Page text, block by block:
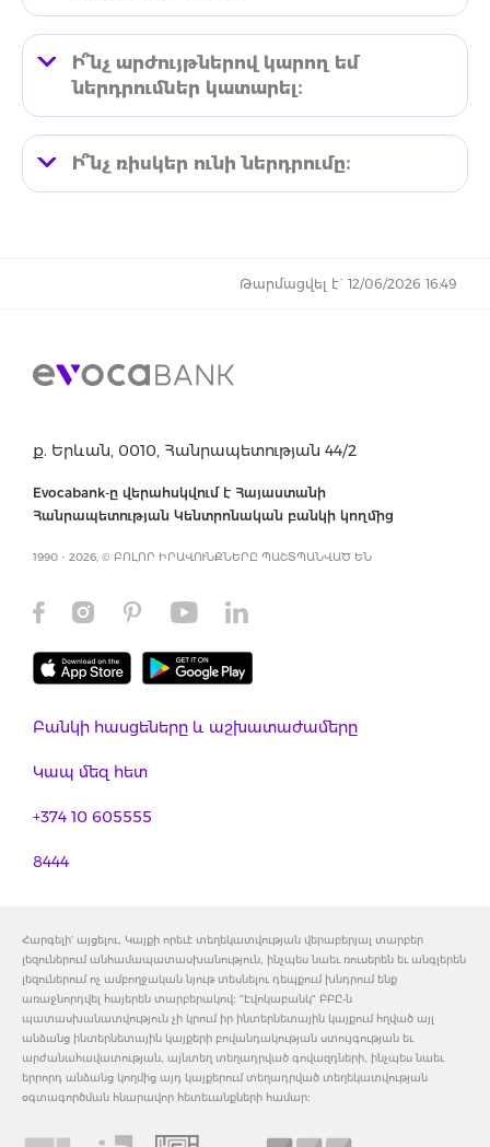
Ի՞նչ արժույթներով կարող եմ
ներդրումներ կատարել։
Ի՞նչ ռիսկեր ունի ներդրումը։
Թարմացվել է` 12/06/2026 16:49
ք. Երևան, 0010, Հանրապետության 44/2
Evocabank-ը վերահսկվում է Հայաստանի
Հանրապետության Կենտրոնական բանկի կողմից
1990 - 2026, © ԲՈԼՈՐ ԻՐԱՎՈՒՆՔՆԵՐԸ ՊԱՇՏՊԱՆՎԱԾ ԵՆ
Բանկի հասցեները և աշխատաժամերը
Կապ մեզ հետ
+374 10 605555
8444
Հարգելի' այցելու, Կայքի որեւէ տեղեկատվության վերաբերյալ տարբեր
լեզուներում անհամապատասխանություն, ինչպես նաեւ ռուսերեն եւ անգլերեն
լեզուներում ոչ ամբողջական նյութ տեսնելու դեպքում խնդրում ենք
առաջնորդվել հայերեն տարբերակով: "Էվոկաբանկ" ԲԲԸ-ն
պատասխանատվություն չի կրում իր ինտերնետային կայքում հղված այլ
անձանց ինտերնետային կայքերի բովանդակության ստույգության եւ
արժանահավատության, այնտեղ տեղադրված գովազդների, ինչպես նաեւ
երրորդ անձանց կողմից այդ կայքերում տեղադրված տեղեկատվության
օգտագործման հնարավոր հետեւանքների համար: